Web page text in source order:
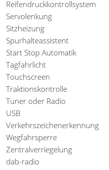
Reifendruckkontrollsystem
Servolenkung
Sitzheizung
Spurhalteassistent
Start Stop Automatik
Tagfahrlicht
Touchscreen
Traktionskontrolle
Tuner oder Radio
USB
Verkehrszeichenerkennung
Wegfahrsperre
Zentralverriegelung
dab-radio